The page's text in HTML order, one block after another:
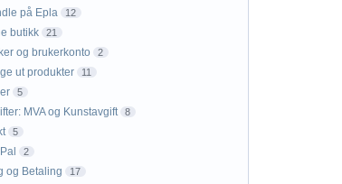
på Epla 12
butikk 21
og brukerkonto 2
ut produkter 11
5
MVA og Kunstavgift 8
5
2
og Betaling 17